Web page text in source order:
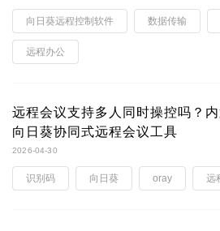
向日葵远程控制软件 数据传输
远程办公
远程会议支持多人同时操控吗？
向日葵协同式远程会议工具
2026-04-30
识别码 向日葵 oray 远